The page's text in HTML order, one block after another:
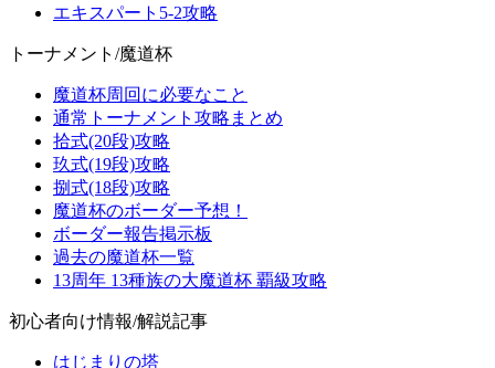
エキスパート5-2攻略
トーナメント/魔道杯
魔道杯周回に必要なこと
通常トーナメント攻略まとめ
拾式(20段)攻略
玖式(19段)攻略
捌式(18段)攻略
魔道杯のボーダー予想！
ボーダー報告掲示板
過去の魔道杯一覧
13周年 13種族の大魔道杯 覇級攻略
初心者向け情報/解説記事
はじまりの塔